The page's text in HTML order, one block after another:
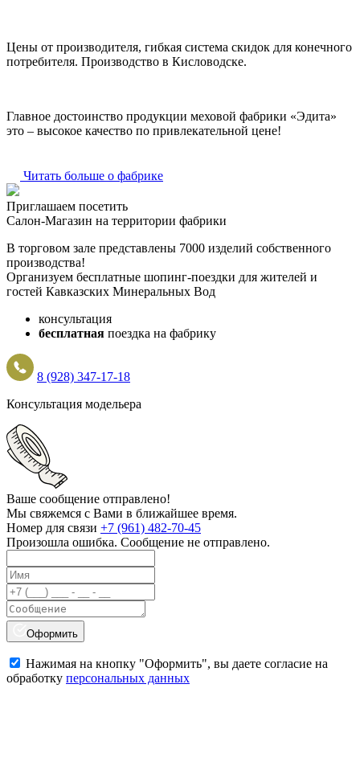
Цены от производителя, гибкая система скидок для конечного
потребителя. Производство в Кисловодске.
Главное достоинство продукции меховой фабрики «Эдита»
это – высокое качество по привлекательной цене!
Читать больше о фабрике
Приглашаем посетить
Салон-Магазин на территории фабрики
В торговом зале представлены 7000 изделий собственного
производства!
Организуем бесплатные шопинг-поездки для жителей и
гостей Кавказских Минеральных Вод
консультация
бесплатная поездка на фабрику
8 (928) 347-17-18
Консультация модельера
Ваше сообщение отправлено!
Мы свяжемся с Вами в ближайшее время.
Номер для связи +7 (961) 482-70-45
Произошла ошибка. Сообщение не отправлено.
Оформить
Нажимая на кнопку "Оформить", вы даете согласие на
обработку персональных данных